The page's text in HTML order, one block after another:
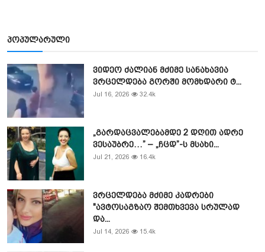
პოპულარული
ვიდეო ძალიან მძიმე სანახავია
ვრცელდება გორში მომხდარი ტ...
Jul 16, 2026 32.4k
„გარდაცვალებამდე 2 დღით ადრე
ვესაუბრე…” – „ჩცდ”-ს მსახი...
Jul 21, 2026 16.4k
ვრცელდება მძიმე კადრები
"ავტოსაგზაო შემთხვევა სრულად
და...
Jul 14, 2026 15.4k